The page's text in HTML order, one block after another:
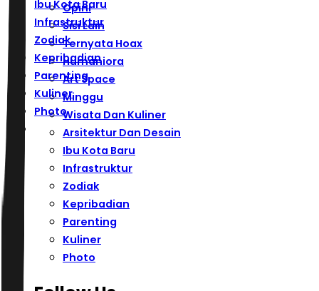
Ibu Kota Baru
Infrastruktur
Zodiak
Kepribadian
Parenting
Kuliner
Photo
Opini
Sisi Lain
Ternyata Hoax
Humaniora
Art Space
Minggu
Wisata Dan Kuliner
Arsitektur Dan Desain
Ibu Kota Baru
Infrastruktur
Zodiak
Kepribadian
Parenting
Kuliner
Photo